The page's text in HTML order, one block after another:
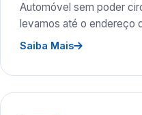
Automóvel sem poder
levamos até o endereço
Saiba Mais